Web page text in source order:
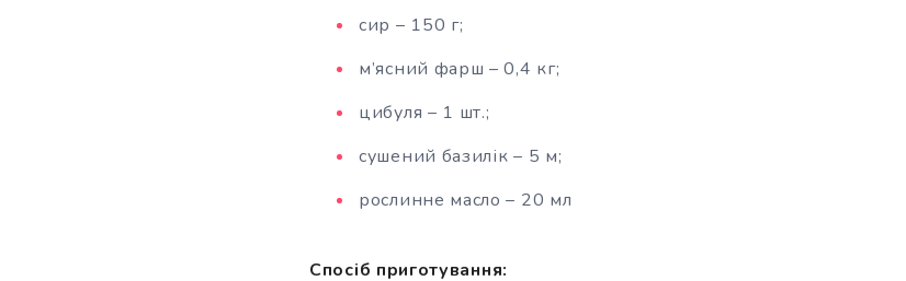
сир – 150 г;
м’ясний фарш – 0,4 кг;
цибуля – 1 шт.;
сушений базилік – 5 м;
рослинне масло – 20 мл
Спосіб приготування: